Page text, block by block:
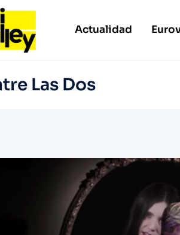
Actualidad
Las Dos